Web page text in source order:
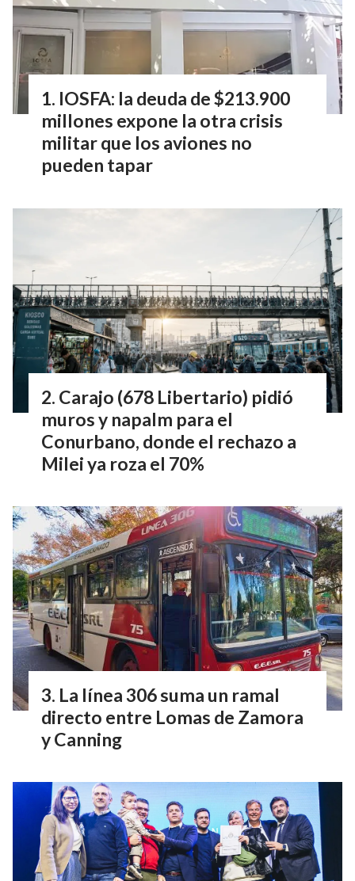
IOSFA: la deuda de $213.900
millones expone la otra crisis
militar que los aviones no
pueden tapar
Carajo (678 Libertario) pidió
muros y napalm para el
Conurbano, donde el rechazo a
Milei ya roza el 70%
La línea 306 suma un ramal
directo entre Lomas de Zamora
y Canning